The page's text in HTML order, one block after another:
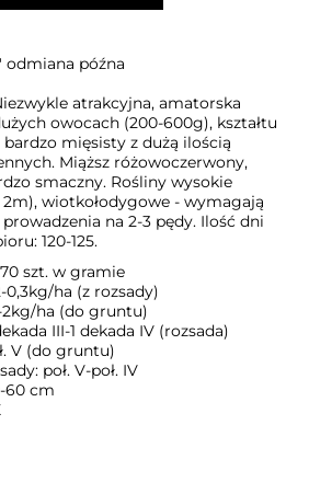
odmiana późna
atrakcyjna, amatorska
owocach (200-600g), kształtu
mięsisty z dużą ilością
Miąższ różowoczerwony,
smaczny. Rośliny wysokie
wiotkołodygowe - wymagają
na 2-3 pędy. Ilość dni
120-125.
szt. w gramie
ha (z rozsady)
2kg/ha (do gruntu)
III-1 dekada IV (rozsada)
V (do gruntu)
poł. V-poł. IV
60 cm